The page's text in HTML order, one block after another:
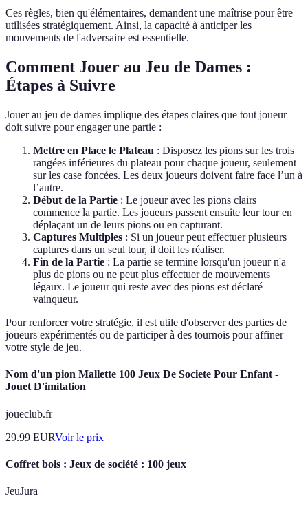
Ces règles, bien qu'élémentaires, demandent une maîtrise pour être
utilisées stratégiquement. Ainsi, la capacité à anticiper les
mouvements de l'adversaire est essentielle.
Comment Jouer au Jeu de Dames :
Étapes à Suivre
Jouer au jeu de dames implique des étapes claires que tout joueur
doit suivre pour engager une partie :
Mettre en Place le Plateau : Disposez les pions sur les trois
rangées inférieures du plateau pour chaque joueur, seulement
sur les case foncées. Les deux joueurs doivent faire face l’un à
l’autre.
Début de la Partie : Le joueur avec les pions clairs
commence la partie. Les joueurs passent ensuite leur tour en
déplaçant un de leurs pions ou en capturant.
Captures Multiples : Si un joueur peut effectuer plusieurs
captures dans un seul tour, il doit les réaliser.
Fin de la Partie : La partie se termine lorsqu'un joueur n'a
plus de pions ou ne peut plus effectuer de mouvements
légaux. Le joueur qui reste avec des pions est déclaré
vainqueur.
Pour renforcer votre stratégie, il est utile d'observer des parties de
joueurs expérimentés ou de participer à des tournois pour affiner
votre style de jeu.
Nom d'un pion Mallette 100 Jeux De Societe Pour Enfant -
Jouet D'imitation
joueclub.fr
29.99 EURVoir le prix
Coffret bois : Jeux de société : 100 jeux
JeuJura